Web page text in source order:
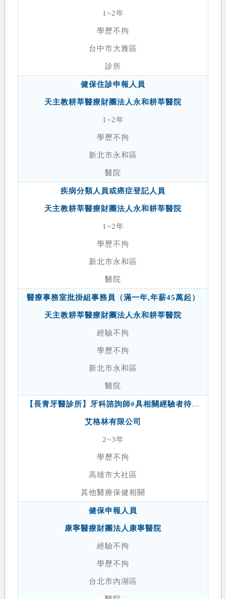
1~2年
學歷不拘
台中市大雅區
診所
健保住診申報人員
天主教耕莘醫療財團法人永和耕莘醫院
1~2年
學歷不拘
新北市永和區
醫院
疾病分類人員或癌症登記人員
天主教耕莘醫療財團法人永和耕莘醫院
1~2年
學歷不拘
新北市永和區
醫院
醫療事務室批掛組事務員（滿一年,年薪45萬起）
天主教耕莘醫療財團法人永和耕莘醫院
經驗不拘
學歷不拘
新北市永和區
醫院
【長青牙醫診所】牙科諮詢師#具相關經驗者待優《 長青牙醫聯盟》
艾格林有限公司
2~3年
學歷不拘
高雄市大社區
其他醫療保健相關
健保申報人員
康寧醫療財團法人康寧醫院
經驗不拘
學歷不拘
台北市內湖區